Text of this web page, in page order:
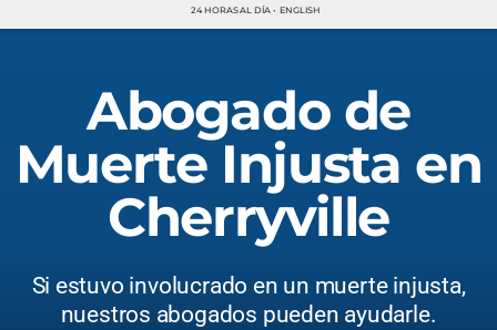
24 HORAS AL DÍA • ENGLISH
Abogado de
Muerte Injusta en
Cherryville
Si estuvo involucrado en un muerte injusta,
nuestros abogados pueden ayudarle.